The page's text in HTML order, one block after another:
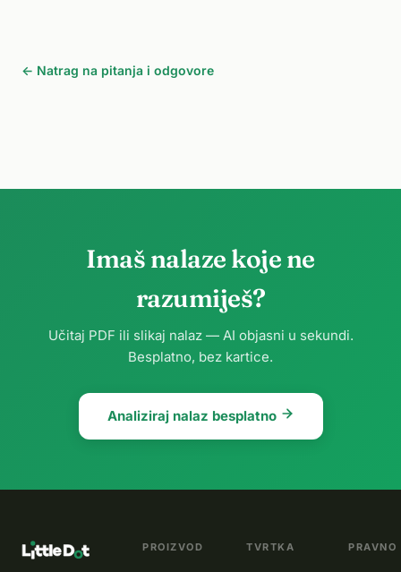
← Natrag na pitanja i odgovore
Imaš nalaze koje ne
razumiješ?
Učitaj PDF ili slikaj nalaz — AI objasni u sekundi.
Besplatno, bez kartice.
Analiziraj nalaz besplatno
PROIZVOD TVRTKA PRAVNO